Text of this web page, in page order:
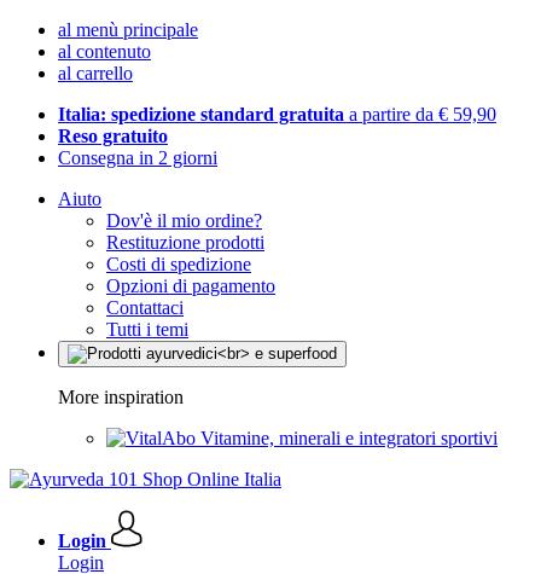
al menù principale
al contenuto
al carrello
Italia: spedizione standard gratuita a partire da € 59,90
Reso gratuito
Consegna in 2 giorni
Aiuto
Dov'è il mio ordine?
Restituzione prodotti
Costi di spedizione
Opzioni di pagamento
Contattaci
Tutti i temi
More inspiration
Vitamine, minerali e integratori sportivi
Login
Login